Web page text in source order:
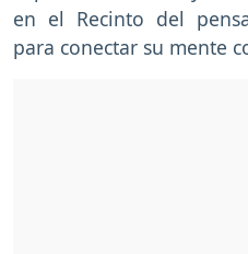
en el Recinto del
para conectar su mente